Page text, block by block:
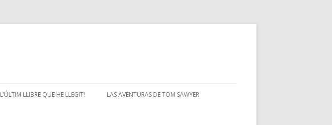
to
L’ÚLTIM LLIBRE QUE HE LLEGIT! LAS AVENTURAS DE TOM SAWYER